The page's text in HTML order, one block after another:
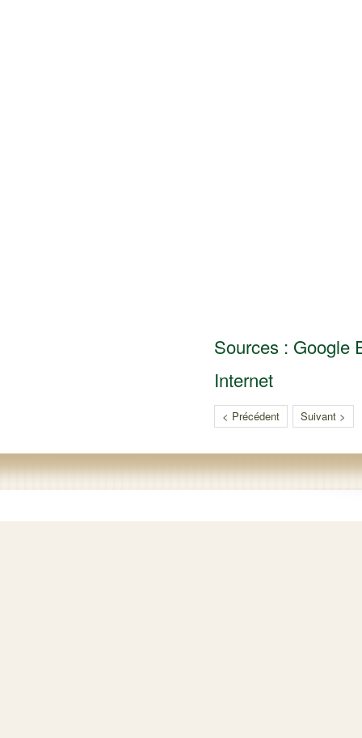
Sources : Google
Internet
< Précédent Suivant >